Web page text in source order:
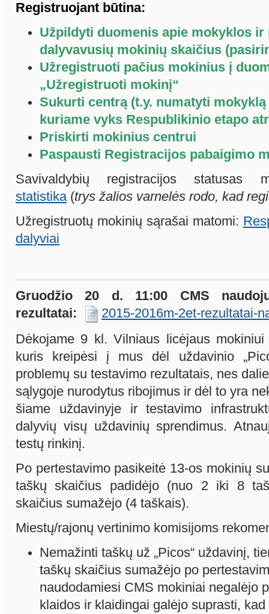
Registruojant būtina:
Užpildyti duomenis apie mokyklos ir
dalyvavusių mokinių skaičius
Užregistruoti pačius mokinius į
„Užregistruoti mokinį“
Sukurti centrą (t.y. numatyti
kuriame vyks Respublikinio etapo
Priskirti mokinius centrui
Paspausti Registracijos pabaigimo
Savivaldybių registracijos statusas
statistika(trys žalios varnelės rodo, kad
Užregistruotų mokinių sąrašai matomi:
dalyviai
Gruodžio 20 d. 11:00 CMS
rezultatai:
2015-2016m-2et-rezultatai-
Dėkojame 9 kl. Vilniaus licėjaus
kuris kreipėsi į mus dėl uždavinio
problemų su testavimo rezultatais, nes
sąlygoje nurodytus ribojimus ir dėl to yra
šiame uždavinyje ir testavimo
dalyvių visų uždavinių sprendimus.
testų rinkinį.
Po pertestavimo pasikeitė 13-os mokinių
taškų skaičius padidėjo (nuo 2 iki 8
skaičius sumažėjo (4 taškais).
Miestų/rajonų vertinimo komisijoms
Nemažinti taškų už „Picos“ uždavinį,
taškų skaičius sumažėjo po
naudodamiesi CMS mokiniai negalėjo
klaidos ir klaidingai galėjo suprasti,